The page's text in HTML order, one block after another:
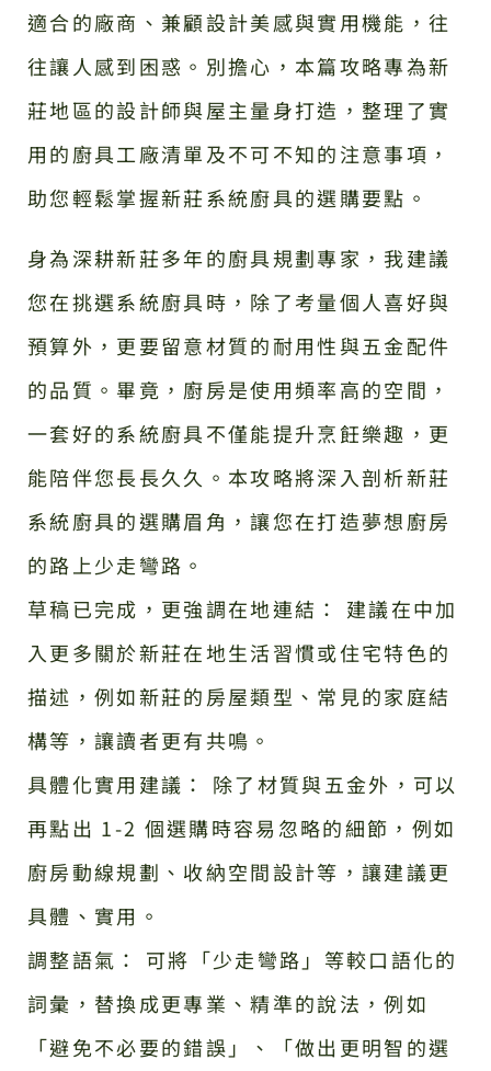
適合的廠商、兼顧設計美感與實用機能，往
往讓人感到困惑。別擔心，本篇攻略專為新
莊地區的設計師與屋主量身打造，整理了實
用的廚具工廠清單及不可不知的注意事項，
助您輕鬆掌握新莊系統廚具的選購要點。
身為深耕新莊多年的廚具規劃專家，我建議
您在挑選系統廚具時，除了考量個人喜好與
預算外，更要留意材質的耐用性與五金配件
的品質。畢竟，廚房是使用頻率高的空間，
一套好的系統廚具不僅能提升烹飪樂趣，更
能陪伴您長長久久。本攻略將深入剖析新莊
系統廚具的選購眉角，讓您在打造夢想廚房
的路上少走彎路。
草稿已完成，更強調在地連結： 建議在中加
入更多關於新莊在地生活習慣或住宅特色的
描述，例如新莊的房屋類型、常見的家庭結
構等，讓讀者更有共鳴。
具體化實用建議： 除了材質與五金外，可以
再點出 1-2 個選購時容易忽略的細節，例如
廚房動線規劃、收納空間設計等，讓建議更
具體、實用。
調整語氣： 可將「少走彎路」等較口語化的
詞彙，替換成更專業、精準的說法，例如
「避免不必要的錯誤」、「做出更明智的選